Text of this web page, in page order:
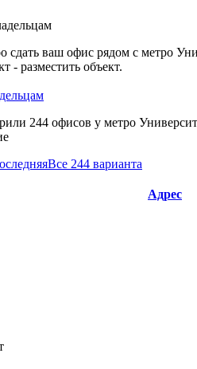
сдать ваш офис рядом с метро
- разместить объект.
244 офисов у метро
Все 244 варианта
Адрес